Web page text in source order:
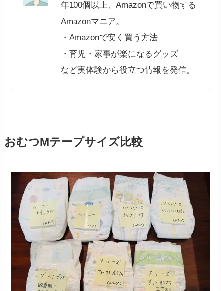
年100個以上、Amazonで買い物する
Amazonマニア。
・Amazonで安く買う方法
・育児・家事が楽になるグッズ
など実体験から役立つ情報を発信。
おむつMテープサイズ比較